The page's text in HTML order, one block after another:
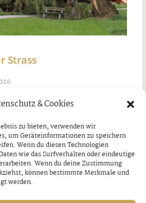
& Cookies
zu bieten, verwenden wir
um Geräteinformationen zu speichern
Wenn du diesen Technologien
wie das Surfverhalten oder eindeutige
Wenn du deine Zustimmung
können bestimmte Merkmale und
werden.
Strass